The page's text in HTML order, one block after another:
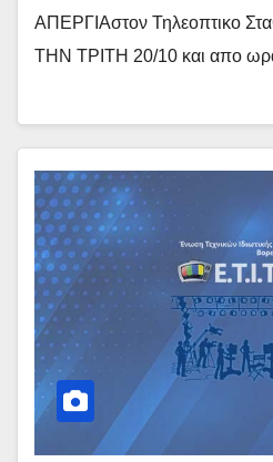
ΑΠΕΡΓΙΑστον Τηλεοπτικο
ΤΗΝ ΤΡΙΤΗ 20/10 και απο